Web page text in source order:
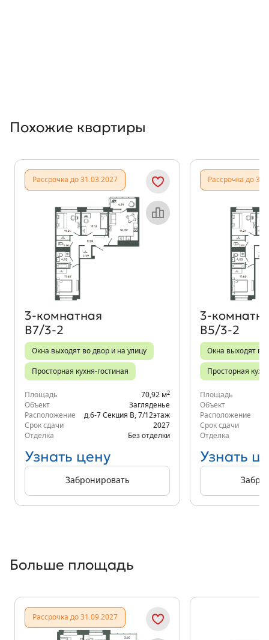
Похожие квартиры
Рассрочка до 31.03.2027
Объект месяца
3‑комнатная
В7/3-2
Окна выходят во двор и на улицу
Просторная кухня-гостиная
Площадь 70,92 м2
Объект
Загляденье
Расположение
д.6-7 Секция В 7/12этаж
Срок сдачи
2027
Отделка
Без отделки
Узнать цену
Забронировать
Рассрочка до
В5/3-2
Окна выходят во
Просторная
Площадь
Объект
Расположение
Срок сдачи
Отделка
Узнать
Больше площадь
Рассрочка до 31.09.2027